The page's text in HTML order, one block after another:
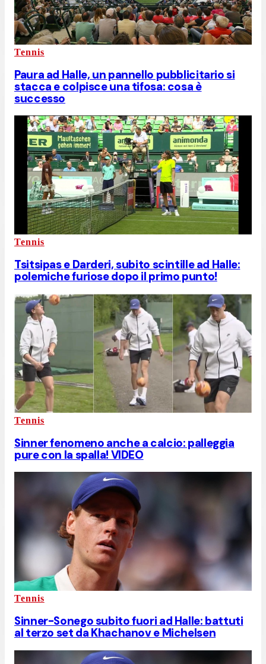
Tennis
Paura ad Halle, un pannello pubblicitario si
stacca e colpisce una tifosa: cosa è
successo
Tennis
Tsitsipas e Darderi, subito scintille ad Halle:
polemiche furiose dopo il primo punto!
Tennis
Sinner fenomeno anche a calcio: palleggia
pure con la spalla! VIDEO
Tennis
Sinner-Sonego subito fuori ad Halle: battuti
al terzo set da Khachanov e Michelsen